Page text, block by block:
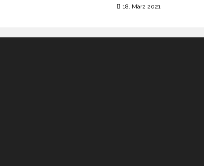
18. März 2021